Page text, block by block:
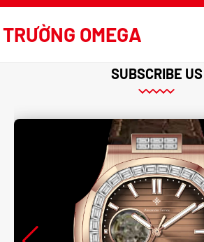
TRƯỜNG OMEGA
SUBSCRIBE US